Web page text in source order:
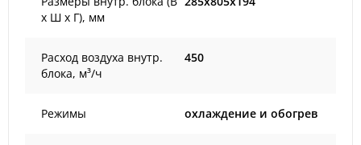
х Ш х Г), мм
Расход воздуха внутр.
блока, м³/ч
450
Режимы охлаждение и обогрев